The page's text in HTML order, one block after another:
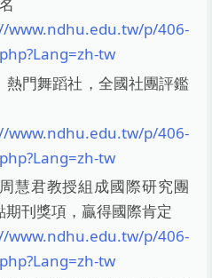
www.ndhu.edu.tw/p/406-
tw
熱門舞蹈社，全國社團評鑑
www.ndhu.edu.tw/p/406-
tw
慧君教授組成國際研究團
刊獎項，贏得國際肯定
www.ndhu.edu.tw/p/406-
tw